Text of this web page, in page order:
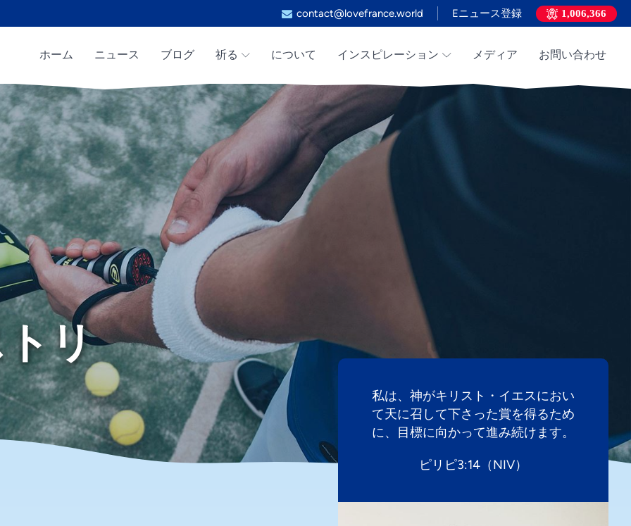
contact@lovefrance.world Eニュース登録 1,006,366
ホーム ニュース ブログ 祈る について インスピレーション メディア お問い合わせ
リ
私は、神がキリスト・イエスにおい
て天に召して下さった賞を得るため
に、目標に向かって進み続けます。
ピリピ3:14（NIV）